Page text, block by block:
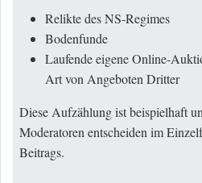
Relikte des NS-Regimes
Bodenfunde
Laufende eigene Online-
Art von Angeboten Dritter
Diese Aufzählung ist beispielhaft
Moderatoren entscheiden im
Beitrags.